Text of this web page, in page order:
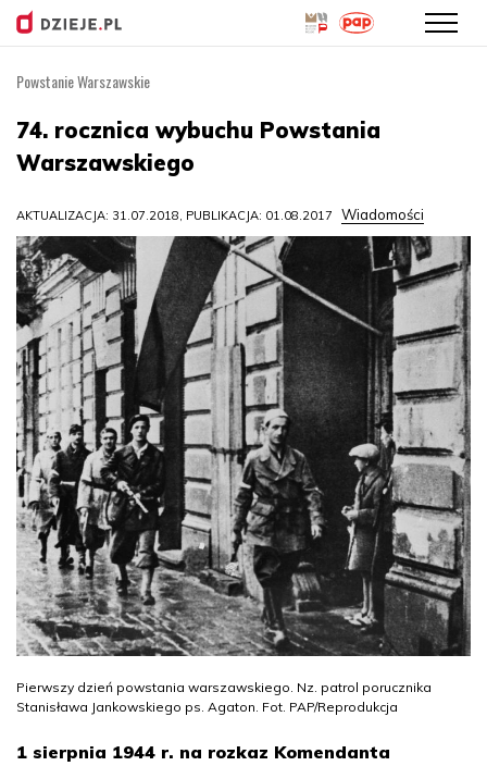
treści
Powstanie Warszawskie
74. rocznica wybuchu Powstania
Warszawskiego
AKTUALIZACJA: 31.07.2018, PUBLIKACJA: 01.08.2017 Wiadomości
Pierwszy dzień powstania warszawskiego. Nz. patrol porucznika
Stanisława Jankowskiego ps. Agaton. Fot. PAP/Reprodukcja
1 sierpnia 1944 r. na rozkaz Komendanta